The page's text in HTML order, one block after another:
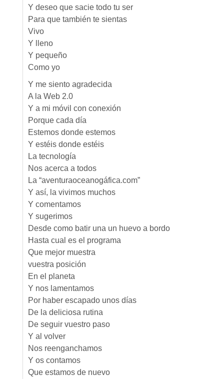
Y deseo que sacie todo tu ser
Para que también te sientas
Vivo
Y lleno
Y pequeño
Como yo
Y me siento agradecida
A la Web 2.0
Y a mi móvil con conexión
Porque cada día
Estemos donde estemos
Y estéis donde estéis
La tecnología
Nos acerca a todos
La “aventuraoceanogáfica.com”
Y así, la vivimos muchos
Y comentamos
Y sugerimos
Desde como batir una un huevo a bordo
Hasta cual es el programa
Que mejor muestra
vuestra posición
En el planeta
Y nos lamentamos
Por haber escapado unos días
De la deliciosa rutina
De seguir vuestro paso
Y al volver
Nos reenganchamos
Y os contamos
Que estamos de nuevo